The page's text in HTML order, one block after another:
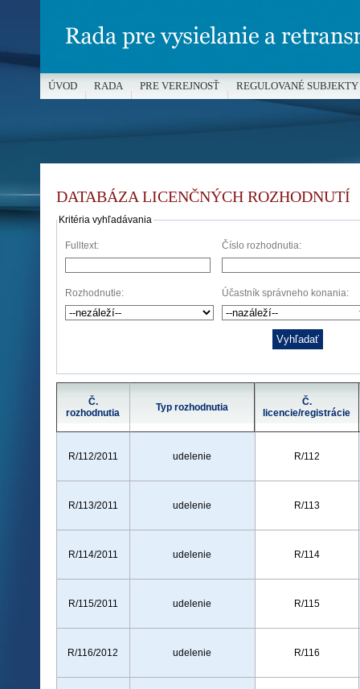
DATABÁZA LICENČNÝCH ROZHODNUTÍ
Kritéria vyhľadávania
Fulltext: Číslo rozhodnutia:
Rozhodnutie: Účastník správneho konania:
Č.
rozhodnutia
Typ rozhodnutia
Č.
licencie/registrácie
R/112/2011 udelenie R/112
R/113/2011 udelenie R/113
R/114/2011 udelenie R/114
R/115/2011 udelenie R/115
R/116/2012 udelenie R/116
ÚVOD RADA PRE VEREJNOSŤ REGULOVANÉ SUBJEKTY